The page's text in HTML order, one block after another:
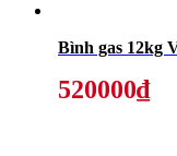
Bình gas 12kg
520000₫